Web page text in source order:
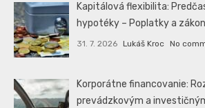
Kapitálová flexibilita:
hypotéky – Poplatky a
31. 7. 2026 Lukáš Kroc No
Korporátne financovanie:
prevádzkovým a